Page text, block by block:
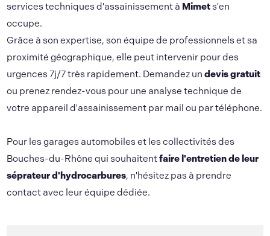
services techniques d'assainissement à Mimets'en
occupe.
Grâce à son expertise, son équipe de professionnels et sa
proximité géographique, elle peut intervenir pour des
urgences 7j/7 très rapidement. Demandez undevis gratuit
ou prenez rendez-vous pour une analyse technique de
votre appareil d'assainissement par mail ou par téléphone.
Pour les garages automobiles et les collectivités des
Bouches-du-Rhône qui souhaitentfaire l'entretien de leur
séprateur d'hydrocarbures, n'hésitez pas à prendre
contact avec leur équipe dédiée.